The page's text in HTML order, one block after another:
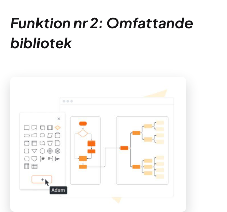
Funktion nr 2: Omfattande
bibliotek